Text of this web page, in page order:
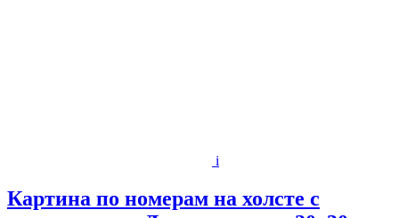
i
Картина по номерам на холсте с